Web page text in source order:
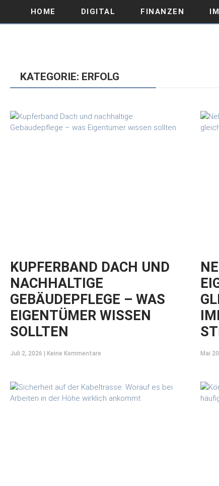
HOME DIGITAL FINANZEN
KATEGORIE: ERFOLG
KUPFERBAND DACH UND
NACHHALTIGE
GEBÄUDEPFLEGE – WAS
EIGENTÜMER WISSEN
SOLLTEN
Juli 2, 2026 Keine Kommentare Mai